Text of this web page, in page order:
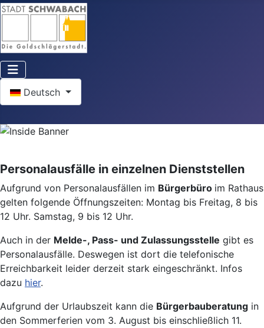
Deutsch
Personalausfälle in einzelnen Dienststellen
Aufgrund von Personalausfällen im Bürgerbüro im Rathaus
gelten folgende Öffnungszeiten: Montag bis Freitag, 8 bis
12 Uhr. Samstag, 9 bis 12 Uhr.
Auch in der Melde-, Pass- und Zulassungsstelle gibt es
Personalausfälle. Deswegen ist dort die telefonische
Erreichbarkeit leider derzeit stark eingeschränkt. Infos
dazu hier.
Aufgrund der Urlaubszeit kann die Bürgerbauberatung in
den Sommerferien vom 3. August bis einschließlich 11.